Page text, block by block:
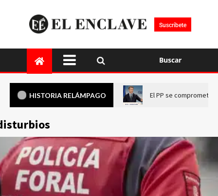
Suscríbete
Buscar
HISTORIA RELÁMPAGO El PP se compromete